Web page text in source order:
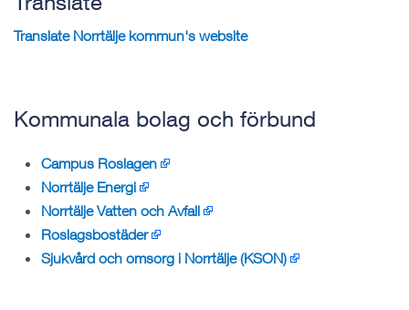
Translate Norrtälje kommun's website
Kommunala bolag och förbund
Campus Roslagen
Norrtälje Energi
Norrtälje Vatten och Avfall
Roslagsbostäder
Sjukvård och omsorg i Norrtälje (KSON)